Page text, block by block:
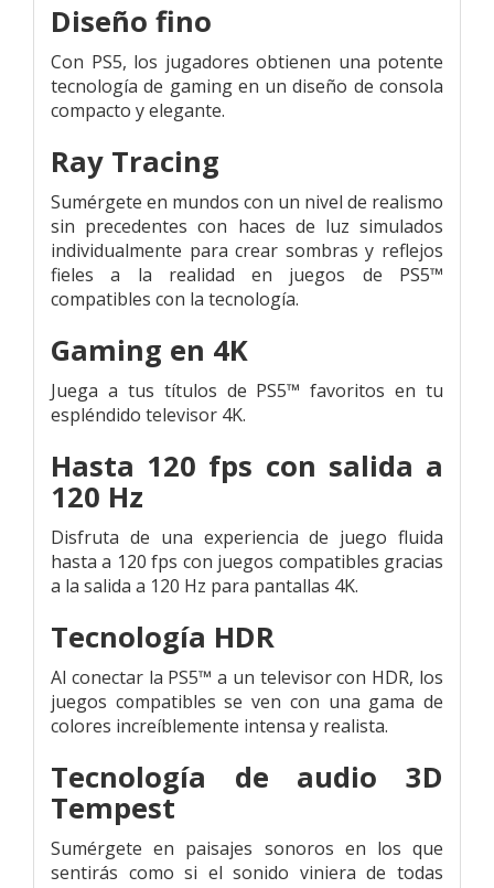
Diseño fino
Con PS5, los jugadores obtienen una potente
tecnología de gaming en un diseño de consola
compacto y elegante.
Ray Tracing
Sumérgete en mundos con un nivel de realismo
sin precedentes con haces de luz simulados
individualmente para crear sombras y reflejos
fieles a la realidad en juegos de PS5™
compatibles con la tecnología.
Gaming en 4K
Juega a tus títulos de PS5™ favoritos en tu
espléndido televisor 4K.
Hasta 120 fps con salida a
120 Hz
Disfruta de una experiencia de juego fluida
hasta a 120 fps con juegos compatibles gracias
a la salida a 120 Hz para pantallas 4K.
Tecnología HDR
Al conectar la PS5™ a un televisor con HDR, los
juegos compatibles se ven con una gama de
colores increíblemente intensa y realista.
Tecnología de audio 3D
Tempest
Sumérgete en paisajes sonoros en los que
sentirás como si el sonido viniera de todas